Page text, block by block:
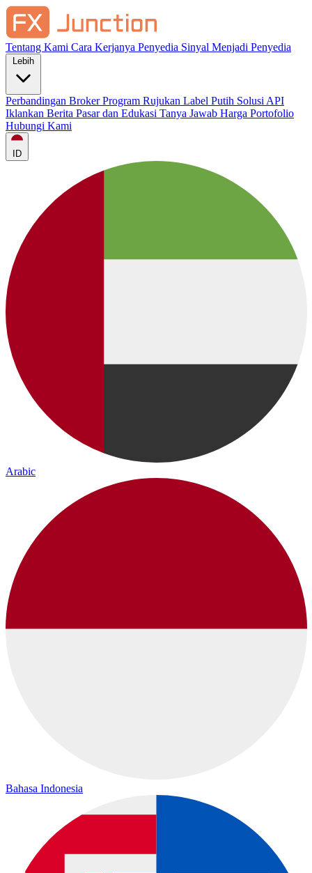
Tentang Kami Cara Kerjanya Penyedia Sinyal Menjadi Penyedia
Perbandingan BrokerProgram Rujukan Label Putih Solusi API
Iklankan Berita Pasar dan Edukasi Tanya Jawab Harga Portofolio
Hubungi Kami
ID
Arabic
Bahasa Indonesia